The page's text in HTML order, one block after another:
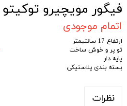
فیگور مویچیرو توکیتو
اتمام موجودی
ارتفاع 17 سانتیمتر
تو پر و خوش ساخت
پایه دار
بسته بندی پلاستیکی
نظرات